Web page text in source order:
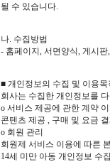
될 수 있습니다.
나. 수집방법
- 홈페이지, 서면양식, 게시
■ 개인정보의 수집 및 이용목
회사는 수집한 개인정보를
o 서비스 제공에 관한 계약
콘텐츠 제공 , 구매 및 요금
o 회원 관리
회원제 서비스 이용에 따른
14세 미만 아동 개인정보 수